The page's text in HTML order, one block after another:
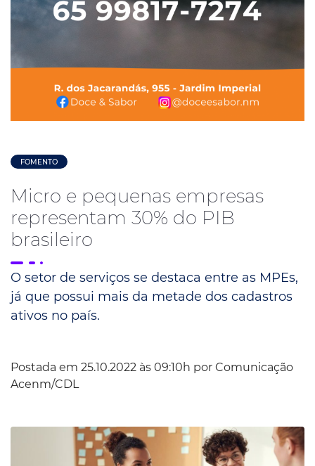
FOMENTO
Micro e pequenas empresas
representam 30% do PIB
brasileiro
O setor de serviços se destaca entre as MPEs,
já que possui mais da metade dos cadastros
ativos no país.
Postada em 25.10.2022 às 09:10h por Comunicação
Acenm/CDL